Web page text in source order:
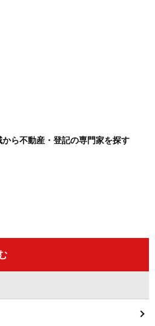
ら不動産・登記の専門家を探す